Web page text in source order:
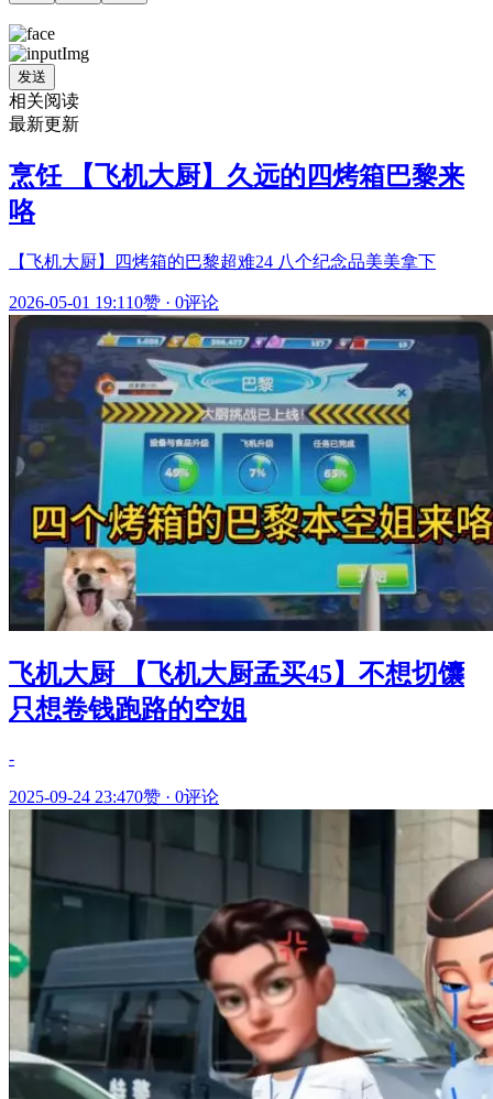
发送
相关阅读
最新更新
烹饪 【飞机大厨】久远的四烤箱巴黎来
咯
【飞机大厨】四烤箱的巴黎超难24 八个纪念品美美拿下
2026-05-01 19:110赞 · 0评论
飞机大厨 【飞机大厨孟买45】不想切馕
只想卷钱跑路的空姐
-
2025-09-24 23:470赞 · 0评论